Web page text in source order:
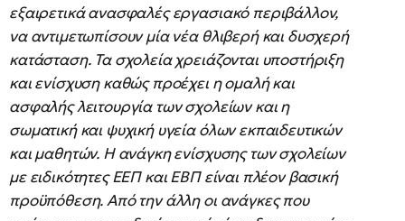
εξαιρετικά ανασφαλές εργασιακό περιβάλλον,
να αντιμετωπίσουν μία νέα θλιβερή και δυσχερή
κατάσταση. Τα σχολεία χρειάζονται υποστήριξη
και ενίσχυση καθώς προέχει η ομαλή και
ασφαλής λειτουργία των σχολείων και η
σωματική και ψυχική υγεία όλων εκπαιδευτικών
και μαθητών. Η ανάγκη ενίσχυσης των σχολείων
με ειδικότητες ΕΕΠ και ΕΒΠ είναι πλέον βασική
προϋπόθεση. Από την άλλη οι ανάγκες που